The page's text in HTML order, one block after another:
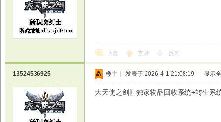
回复 支持 反对
13524536925 楼主 发表于 2026-4-1 21:08:19 显示
大天使之剑〖独家物品回收系统+转生